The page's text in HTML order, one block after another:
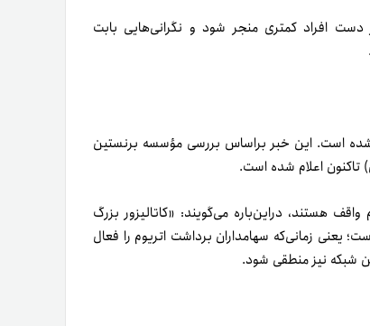
دست‌ افراد کمتری منجر شود و نگرانی‌هایی بابت
شده است. این خبر بر‌اساس بررسی مؤسسه برنستین
تاکنون اعلام شده است.
هستند، در‌این‌باره می‌گویند: «کاتالیزور بزرگ
یعنی زمانی‌که سهامداران برداشت اتریوم را فعال
شبکه نیز منطقی شود.